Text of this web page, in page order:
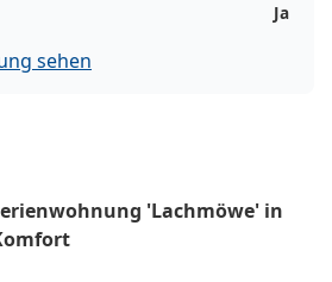
Ja
sehen
'Lachmöwe' in